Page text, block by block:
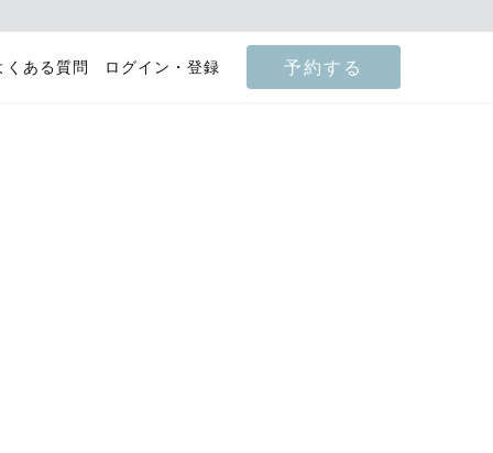
くある質問 ログイン・登録 予約する